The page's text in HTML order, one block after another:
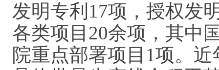
发明专利17项，授权发
各类项目20余项，其中
院重点部署项目1项。